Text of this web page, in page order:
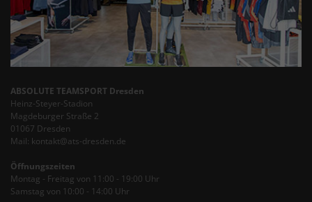
ABSOLUTE TEAMSPORT Dresden
Heinz-Steyer-Stadion
Magdeburger Straße 2
01067 Dresden
Mail: kontakt@ats-dresden.de
Öffnungszeiten
Montag - Freitag von 11:00 - 19:00 Uhr
Samstag von 10:00 - 14:00 Uhr